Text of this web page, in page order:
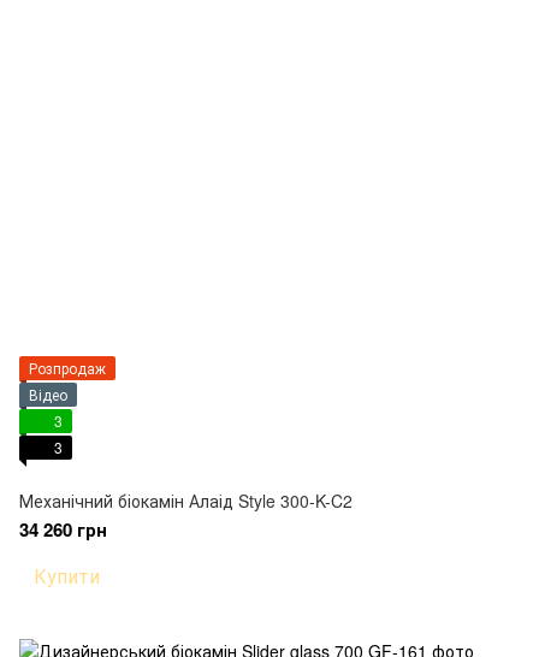
Розпродаж
Відео
3
3
Механічний біокамін Алаід Style 300-K-C2
34 260 грн
Купити